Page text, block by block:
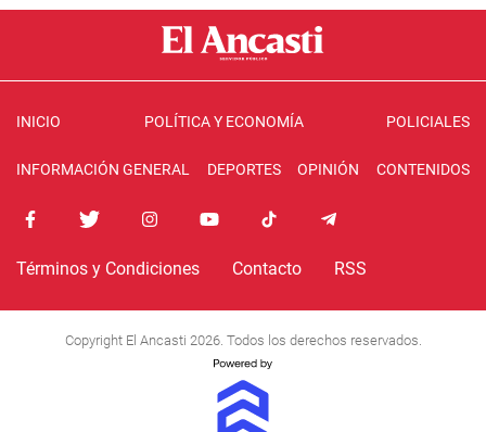
INICIO POLÍTICA Y ECONOMÍA POLICIALES
INFORMACIÓN GENERAL DEPORTES OPINIÓN CONTENIDOS
Términos y Condiciones Contacto RSS
Copyright El Ancasti 2026. Todos los derechos reservados.